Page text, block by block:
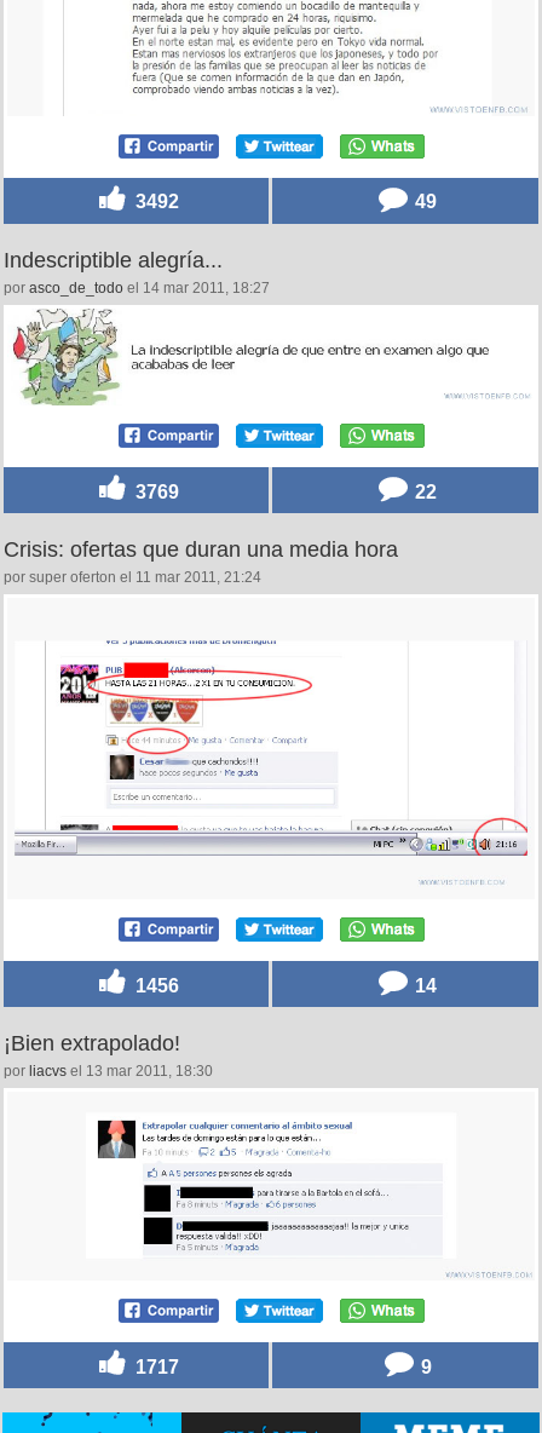
3492 49
Indescriptible alegría...
por asco_de_todo el 14 mar 2011, 18:27
3769 22
Crisis: ofertas que duran una media hora
por super oferton el 11 mar 2011, 21:24
1456 14
¡Bien extrapolado!
por liacvs el 13 mar 2011, 18:30
1717 9